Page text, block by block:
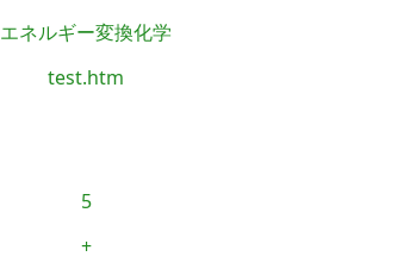
エネルギー変換化学
test.htm
5
+